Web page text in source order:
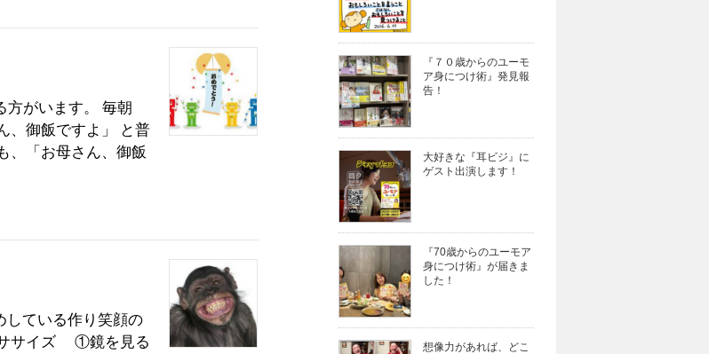
方がいます。 毎朝
、御飯ですよ」 と普
、「お母さん、御飯
している作り笑顔の
ササイズ ①鏡を見る
『７０歳からのユーモ
ア身につけ術』発見報
告！
大好きな『耳ビジ』に
ゲスト出演します！
『70歳からのユーモア
身につけ術』が届きま
した！
想像力があれば、どこ